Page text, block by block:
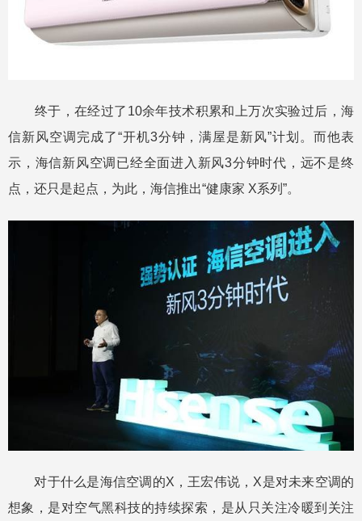
终于，在经过了10余年技术积累和上万次实验过后，海
信新风空调完成了“开机3分钟，满屋是新风”计划。而他表
示，海信新风空调已经全面进入新风3分钟时代，远不是终
点，还只是起点，为此，海信推出“健康家 X系列”。
对于什么是海信空调的X，王宏伟说，X是对未来空调的
想象，是对空气黑科技的持续探索，是从只关注冷暖到关注